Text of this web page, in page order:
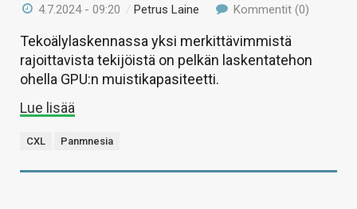
4.7.2024 - 09:20 /Petrus Laine Kommentit (0)
Tekoälylaskennassa yksi merkittävimmistä
rajoittavista tekijöistä on pelkän laskentatehon
ohella GPU:n muistikapasiteetti.
Lue lisää
CXL Panmnesia